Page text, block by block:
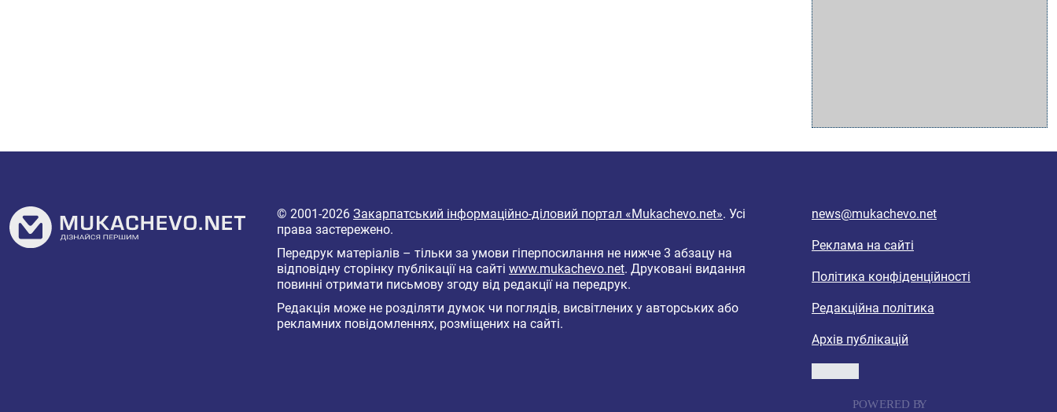
© 2001-2026 Закарпатський інформаційно-діловий портал «Mukachevo.net». Усі
права застережено.
Передрук матеріалів – тільки за умови гіперпосилання не нижче 3 абзацу на
відповідну сторінку публікації на сайті www.mukachevo.net. Друковані видання
повинні отримати письмову згоду від редакції на передрук.
Редакція може не розділяти думок чи поглядів, висвітлених у авторських або
рекламних повідомленнях, розміщених на сайті.
news@mukachevo.net
Реклама на сайті
Політика конфіденційності
Редакційна політика
Архів публікацій